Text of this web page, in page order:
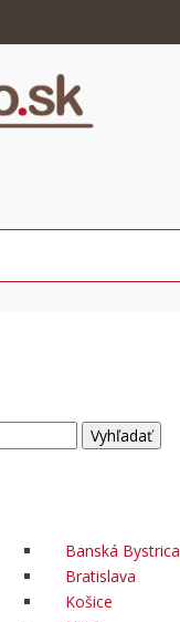
Banská Bystrica
Bratislava
Košice